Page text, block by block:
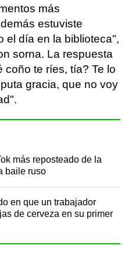
más
estuviste
el día en la biblioteca",
sorna. La respuesta
coño te ríes, tía? Te lo
gracia, que no voy
más reposteado de la
baile ruso
en que un trabajador
de cerveza en su primer